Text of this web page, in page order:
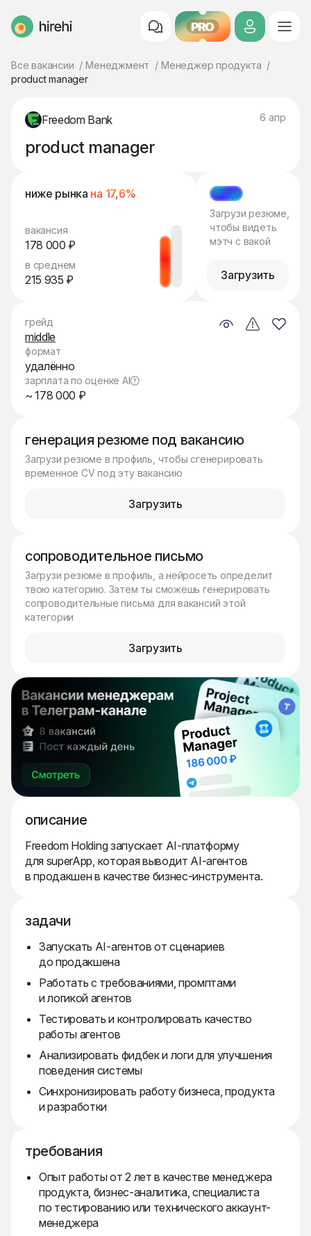
HireHi PRO
Все вакансии Менеджмент
Менеджер продукта
product manager
Freedom Bank 6 апр
product manager
ниже рынка на 17,6%
вакансия
178 000 ₽
в среднем
215 935 ₽
МЭТЧ
Загрузи резюме,
чтобы видеть
мэтч с вакой
Загрузить
генерация резюме под вакансию
Загрузи резюме в профиль, чтобы сгенерировать
временное CV под эту вакансию
Загрузить
сопроводительное письмо
Загрузи резюме в профиль, а нейросеть определит
твою категорию. Затем ты сможешь генерировать
сопроводительные письма для вакансий этой
категории
Загрузить
описание
Freedom Holding запускает AI-платформу
для superApp, которая выводит AI-агентов
в продакшен в качестве бизнес-инструмента.
задачи
Запускать AI-агентов от сценариев
до продакшена
Работать с требованиями, промптами
и логикой агентов
Тестировать и контролировать качество
работы агентов
Анализировать фидбек и логи для улучшения
поведения системы
Синхронизировать работу бизнеса, продукта
и разработки
требования
Опыт работы от 2 лет в качестве менеджера
продукта, бизнес-аналитика, специалиста
по тестированию или технического аккаунт-
менеджера
грейд
middle
формат
удалённо
зарплата по оценке AI
~ 178 000 ₽